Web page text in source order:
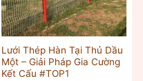
Lưới Thép Hàn Tại Thủ Dầu
Một – Giải Pháp Gia Cường
Kết Cấu #TOP1